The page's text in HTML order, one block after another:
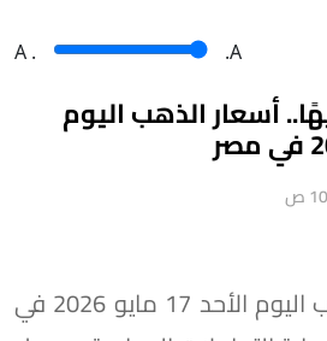
A . .A
بـ6840 جنيهًا.. أسعار الذهب اليوم
استقرت أسعار الذهب اليوم الأحد 17 مايو 2026 في